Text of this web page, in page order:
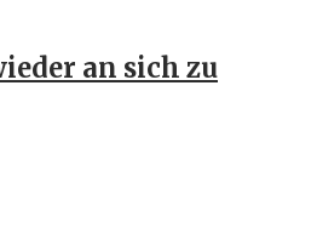
an sich zu